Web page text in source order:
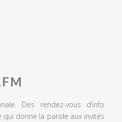
Des rendez-vous d’info
donne la parole aux invités